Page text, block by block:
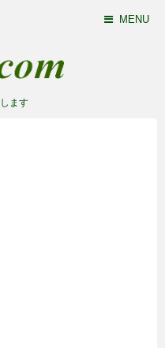
MENU
ます